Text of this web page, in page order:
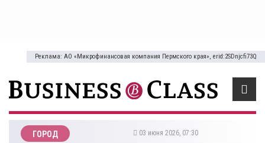
Реклама: АО «Микрофинансовая компания Пермского края», erid:2SDnjcfi73Q
ГОРОД 03 июня 2026, 07:30